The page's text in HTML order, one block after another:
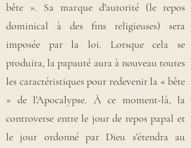
bête ». Sa marque d'autorité (le repos
dominical à des fins religieuses) sera
imposée par la loi. Lorsque cela se
produira, la papauté aura à nouveau toutes
les caractéristiques pour redevenir la « bête
» de l'Apocalypse. À ce moment-là, la
controverse entre le jour de repos papal et
le jour ordonné par Dieu s'étendra au